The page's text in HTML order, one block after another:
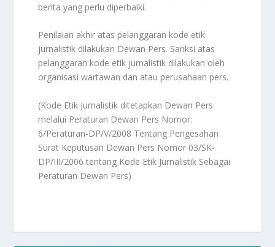
berita yang perlu diperbaiki.
Penilaian akhir atas pelanggaran kode etik
jurnalistik dilakukan Dewan Pers. Sanksi atas
pelanggaran kode etik jurnalistik dilakukan oleh
organisasi wartawan dan atau perusahaan pers.
(Kode Etik Jurnalistik ditetapkan Dewan Pers
melalui Peraturan Dewan Pers Nomor:
6/Peraturan-DP/V/2008 Tentang Pengesahan
Surat Keputusan Dewan Pers Nomor 03/SK-
DP/III/2006 tentang Kode Etik Jurnalistik Sebagai
Peraturan Dewan Pers)